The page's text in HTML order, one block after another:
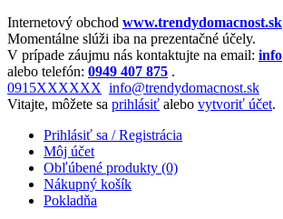
Internetový obchod www.trendydomacnost.sk
Momentálne slúži iba na prezentačné účely.
V prípade záujmu nás kontaktujte na email:
alebo telefón: 0949 407 875 .
0915XXXXXX info@trendydomacnost.sk
Vitajte, môžete sa prihlásiť alebo vytvoriť účet.
Prihlásiť sa / Registrácia
Môj účet
Obľúbené produkty (0)
Nákupný košík
Pokladňa